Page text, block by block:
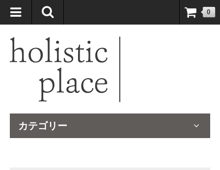
自然療法大国のオーストラリアより、臨床経験＆知識の豊富なナチュ
ロパスが厳選したサプリメントや ナチュラルグッズをお届けします！
0
カテゴリー